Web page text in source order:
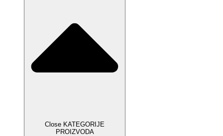
Close KATEGORIJE
PROIZVODA